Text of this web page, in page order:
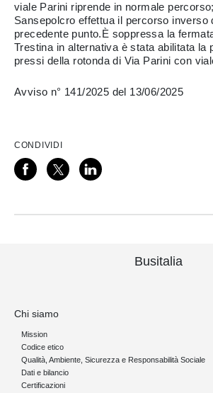
viale Parini riprende in normale
Sansepolcro effettua il percorso inverso
precedente punto.È soppressa la
Trestina in alternativa è stata abilitata la
pressi della rotonda di Via Parini con
Avviso n° 141/2025 del 13/06/2025
CONDIVIDI
Busitalia
Chi siamo
Mission
Codice etico
Qualità, Ambiente, Sicurezza e Responsabilità Sociale
Dati e bilancio
Certificazioni